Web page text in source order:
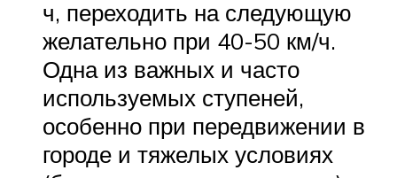
ч, переходить на следующую
желательно при 40-50 км/ч.
Одна из важных и часто
используемых ступеней,
особенно при передвижении в
городе и тяжелых условиях